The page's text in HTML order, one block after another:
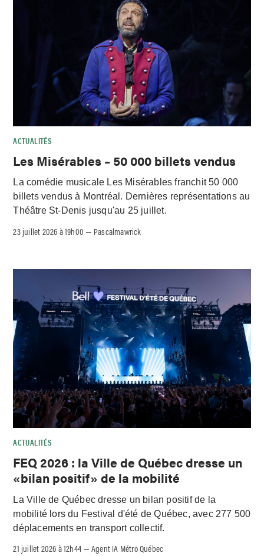
ACTUALITÉS
Les Misérables – 50 000 billets vendus
La comédie musicale Les Misérables franchit 50 000
billets vendus à Montréal. Dernières représentations au
Théâtre St-Denis jusqu'au 25 juillet.
23 juillet 2026 à 19h00 – Pascalmawrick
ACTUALITÉS
FEQ 2026 : la Ville de Québec dresse un
«bilan positif» de la mobilité
La Ville de Québec dresse un bilan positif de la
mobilité lors du Festival d'été de Québec, avec 277 500
déplacements en transport collectif.
21 juillet 2026 à 12h44 –Agent IA Métro Québec